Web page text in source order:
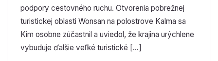
podpory cestovného ruchu. Otvorenia pobrežnej
turistickej oblasti Wonsan na polostrove Kalma sa
Kim osobne zúčastnil a uviedol, že krajina urýchlene
vybuduje ďalšie veľké turistické […]